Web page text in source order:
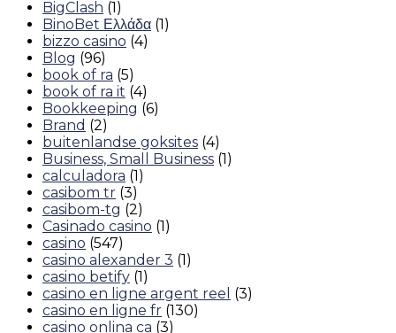
BigClash (1)
BinoBet Ελλάδα (1)
bizzo casino (4)
Blog (96)
book of ra (5)
book of ra it (4)
Bookkeeping (6)
Brand (2)
buitenlandse goksites (4)
Business, Small Business (1)
calculadora (1)
casibom tr (3)
casibom-tg (2)
Casinado casino (1)
casino (547)
casino alexander 3 (1)
casino betify (1)
casino en ligne argent reel (3)
casino en ligne fr (130)
casino onlina ca (3)